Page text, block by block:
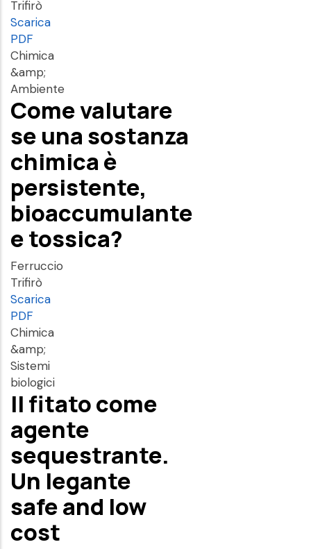
Trifirò
Scarica
PDF
Chimica
&amp;
Ambiente
Come valutare
se una sostanza
chimica è
persistente,
bioaccumulante
e tossica?
Ferruccio
Trifirò
Scarica
PDF
Chimica
&amp;
Sistemi
biologici
Il fitato come
agente
sequestrante.
Un legante
safe and low
cost